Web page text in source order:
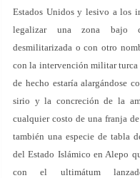
Estados Unidos y lesivo a los
legalizar una zona bajo
desmilitarizada o con otro
con la intervención militar turca
de hecho estaría alargándose
sirio y la concreción de la
cualquier costo de una franja
también una especie de tabla
del Estado Islámico en Alepo
con el ultimátum